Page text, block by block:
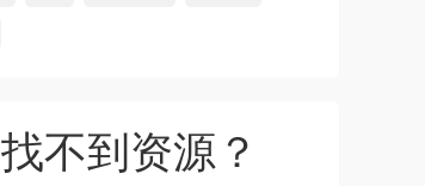
找不到资源？